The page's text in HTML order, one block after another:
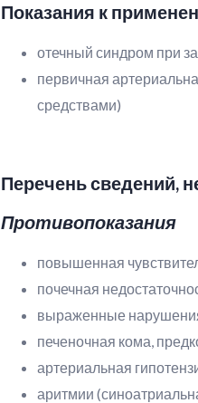
Показания к
отечный синдром при
первичная
средствами)
Перечень сведений,
Противопоказания
повышенная
почечная
выраженные
печеночная кома,
артериальная
аритмии